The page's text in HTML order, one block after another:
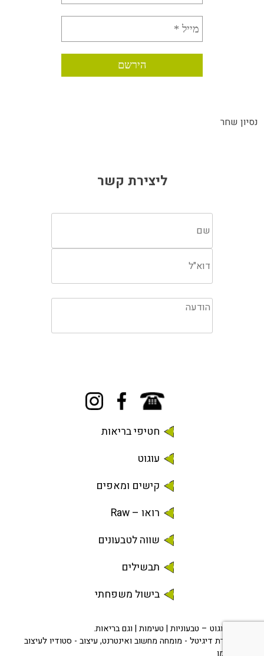
נסיון שחר
ליצירת קשר
חטיפי בריאות
עוגוט
קישים ומאפים
רואו – Raw
שווה לטבעונים
תבשילים
בישול משפחתי
שמרת דיגיטל - מומחה מחשוב ואינטרנט, עיצוב - סטודיו לעיצוב